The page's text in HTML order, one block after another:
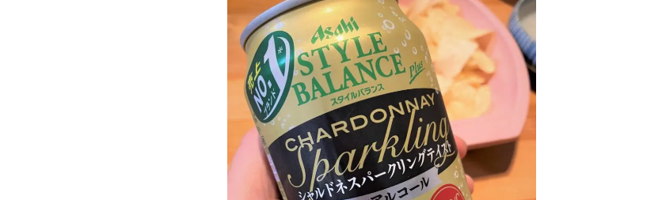
ザ・カクテルクラフト
Slat(すらっと）
月庵
クリアクーラー
FRUITZER (フルーツァー）
サッポロ
濃いめのレモンサワー
三ツ星グレフルサワー